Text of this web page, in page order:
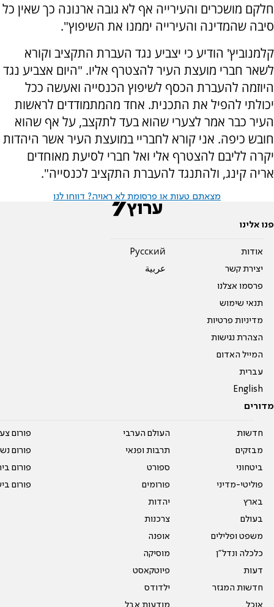
חלקם מושכרים והעירייה אף לא גובה ארנונה כך שאין כל
סיבה שהמדינה והעירייה יממנו את השיפוץ".
קלמנוביץ' הודיע כי יצביע נגד העברת התקציב וקורא
לשאר חברי מועצת העיר להצטרף אליו. "היום אצביע נגד
היוזמה להעברת הכסף לשיפוץ הכנסייה ואעשה ככל
יכולתי להפיל את התכנית. אחד מהמתמודדים לראשות
העיר כבר אמר לצערי שהוא בעד לתקצב, על אף שהוא
חובש כיפה. אני קורא לחבריי במועצת העיר אשר היהדות
יקרה לליבם להצטרף אלי ואל חברי לסיעת מאוחדים
אריה קינג, ולהתנגד להעברת התקציב לכנסייה".
מצאתם טעות או פרסומת לא ראויה? דווחו לנו
פנו אלינו
אודות
יצירת קשר
פרסמו אצלנו
תנאי שימוש
מדיניות פרטיות
הצהרת נגישות
המייל האדום
עברית
English
Pусский
عربية
מדורים
חדשות
מבזקים
ביטחוני
פוליטי-מדיני
בארץ
בעולם
משפט ופלילים
כלכלה ונדל"ן
דעות
חדשות המגזר
אוכל
העולם הערבי
תרבות ופנאי
ספורט
פורומים
יהדות
צרכנות
אופנה
מוסיקה
פיוטקאסט
ילדודס
מודעות אבל
פורום
פורום
פורום
פורום